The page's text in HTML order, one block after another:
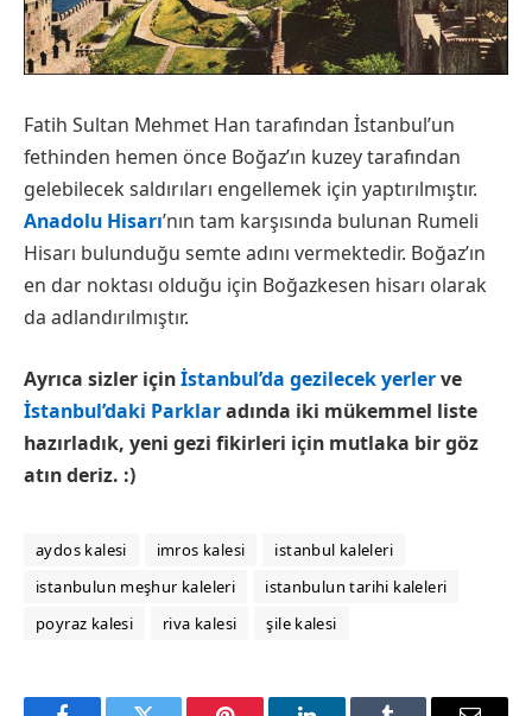
Fatih Sultan Mehmet Han tarafından İstanbul’un
fethinden hemen önce Boğaz’ın kuzey tarafından
gelebilecek saldırıları engellemek için yaptırılmıştır.
Anadolu Hisarı’nın tam karşısında bulunan Rumeli
Hisarı bulunduğu semte adını vermektedir. Boğaz’ın
en dar noktası olduğu için Boğazkesen hisarı olarak
da adlandırılmıştır.
Ayrıca sizler içinİstanbul’da gezilecek yerlerve
İstanbul’daki Parklaradında iki mükemmel liste
hazırladık, yeni gezi fikirleri için mutlaka bir göz
atın deriz. :)
aydos kalesi imros kalesi
istanbul kaleleri
istanbulun meşhur kaleleri
istanbulun tarihi kaleleri
poyraz kalesi
riva kalesi şile kalesi